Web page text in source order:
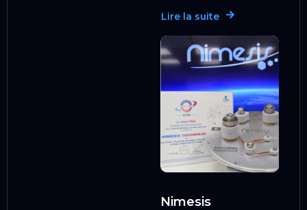
Lire la suite
Nimesis